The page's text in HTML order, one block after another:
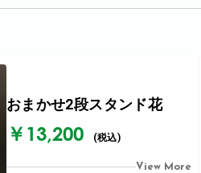
おまかせ2段スタンド花
￥13,200 (税込)
View More